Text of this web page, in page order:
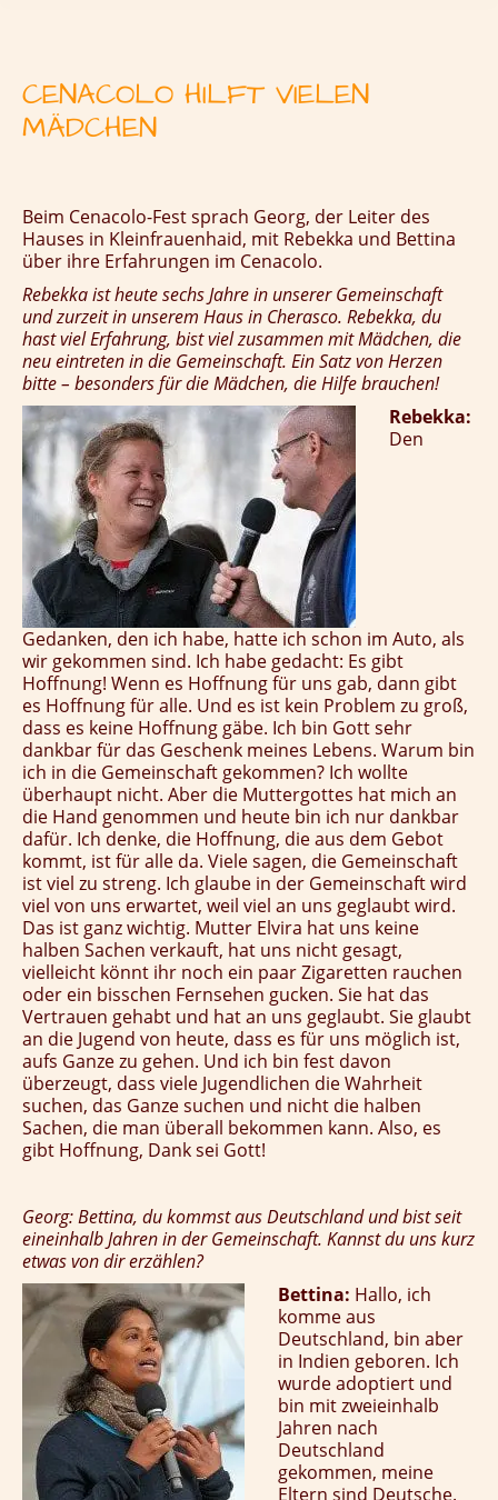
CENACOLO HILFT VIELEN
MÄDCHEN
Beim Cenacolo-Fest sprach Georg, der Leiter des
Hauses in Kleinfrauenhaid, mit Rebekka und Bettina
über ihre Erfahrungen im Cenacolo.
Rebekka ist heute sechs Jahre in unserer Gemeinschaft
und zurzeit in unserem Haus in Cherasco. Rebekka, du
hast viel Erfahrung, bist viel zusammen mit Mädchen, die
neu eintreten in die Gemeinschaft. Ein Satz von Herzen
bitte – besonders für die Mädchen, die Hilfe brauchen!
Rebekka:
Den
Gedanken, den ich habe, hatte ich schon im Auto, als
wir gekommen sind. Ich habe gedacht: Es gibt
Hoffnung! Wenn es Hoffnung für uns gab, dann gibt
es Hoffnung für alle. Und es ist kein Problem zu groß,
dass es keine Hoffnung gäbe. Ich bin Gott sehr
dankbar für das Geschenk meines Lebens. Warum bin
ich in die Gemeinschaft gekommen? Ich wollte
überhaupt nicht. Aber die Muttergottes hat mich an
die Hand genommen und heute bin ich nur dankbar
dafür. Ich denke, die Hoffnung, die aus dem Gebot
kommt, ist für alle da. Viele sagen, die Gemeinschaft
ist viel zu streng. Ich glaube in der Gemeinschaft wird
viel von uns erwartet, weil viel an uns geglaubt wird.
Das ist ganz wichtig. Mutter Elvira hat uns keine
halben Sachen verkauft, hat uns nicht gesagt,
vielleicht könnt ihr noch ein paar Zigaretten rauchen
oder ein bisschen Fernsehen gucken. Sie hat das
Vertrauen gehabt und hat an uns geglaubt. Sie glaubt
an die Jugend von heute, dass es für uns möglich ist,
aufs Ganze zu gehen. Und ich bin fest davon
überzeugt, dass viele Jugendlichen die Wahrheit
suchen, das Ganze suchen und nicht die halben
Sachen, die man überall bekommen kann. Also, es
gibt Hoffnung, Dank sei Gott!
Georg: Bettina, du kommst aus Deutschland und bist seit
eineinhalb Jahren in der Gemeinschaft. Kannst du uns kurz
etwas von dir erzählen?
Bettina: Hallo, ich
komme aus
Deutschland, bin aber
in Indien geboren. Ich
wurde adoptiert und
bin mit zweieinhalb
Jahren nach
Deutschland
gekommen, meine
Eltern sind Deutsche.